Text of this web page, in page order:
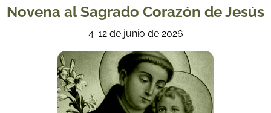
Novena al Sagrado Corazón de Jesús
4-12 de junio de 2026